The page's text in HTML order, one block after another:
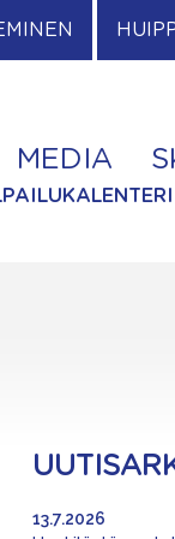
MEDIA
13.7.2026